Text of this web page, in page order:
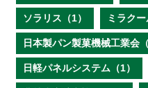
ソラリス（1） ミラクー
日本製パン製菓機械工業会（
日軽パネルシステム（1）